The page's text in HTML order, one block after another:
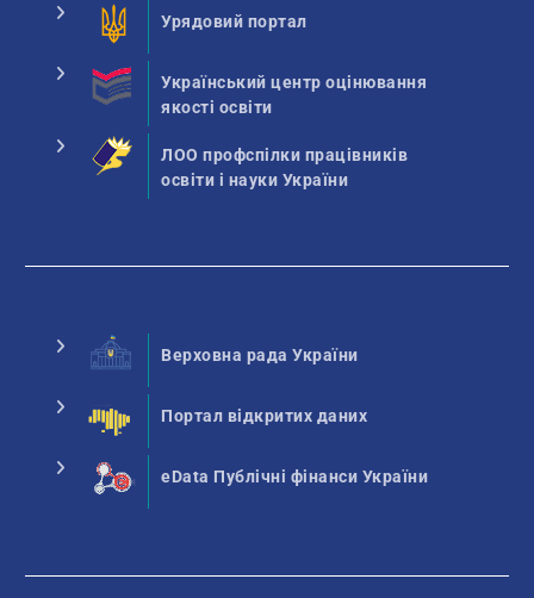
Урядовий портал
Український центр оцінювання
якості освіти
ЛОО профспілки працівників
освіти і науки України
Верховна рада України
Портал відкритих даних
eData Публічні фінанси України